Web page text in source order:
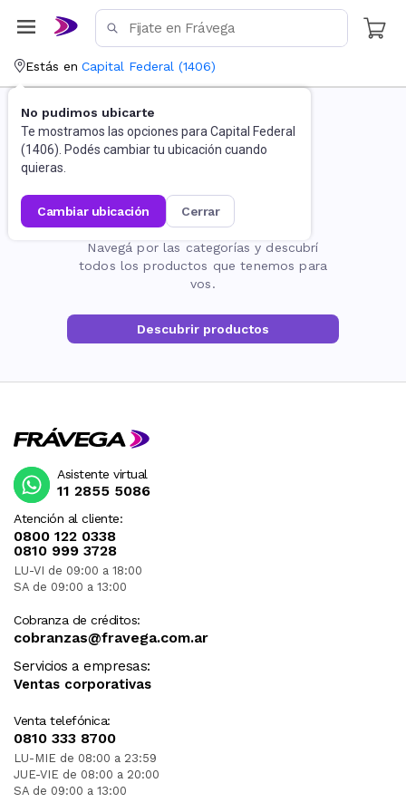
Estás en Capital Federal (1406)
No pudimos ubicarte
Te mostramos las opciones para Capital Federal
(1406). Podés cambiar tu ubicación cuando
quieras.
cambiar ubicación cerrar
La página no existe
Navegá por las categorías y descubrí
todos los productos que tenemos para
vos.
Descubrir productos
Atención al cliente:
0800 122 0338
0810 999 3728
LU-VI de 09:00 a 18:00
SA de 09:00 a 13:00
Cobranza de créditos:
cobranzas@fravega.com.ar
Servicios a empresas:
Ventas corporativas
Venta telefónica:
0810 333 8700
LU-MIE de 08:00 a 23:59
JUE-VIE de 08:00 a 20:00
SA de 09:00 a 13:00
Asistente virtual
11 2855 5086